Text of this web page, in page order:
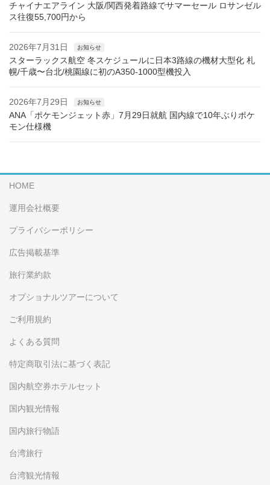
チャイナエアライン 大阪/関西発着路線でサマーセール ロサンゼル
ス往復55,700円から
2026年7月31日 お知らせ
スターラックス航空 冬スケジュールに日本3路線の機材大型化 札
幌/千歳〜台北/桃園線に初のA350-1000型機投入
2026年7月29日 お知らせ
ANA「ポケモンジェット赤」7月29日就航 国内線で10年ぶりポケ
モン仕様機
HOME
運用会社概要
プライバシーポリシー
広告掲載基準
旅行業約款
オプショナルツアーについて
ご利用規約
よくある質問
特定商取引法に基づく表記
国内航空券ホテルセット
国内観光情報
国内旅行物語
台湾旅行
台湾観光情報